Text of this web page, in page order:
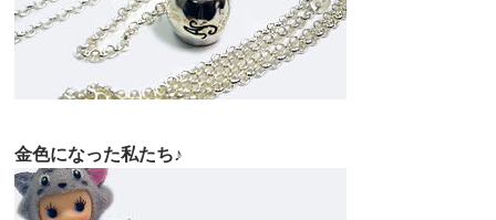
金色になった私たち♪